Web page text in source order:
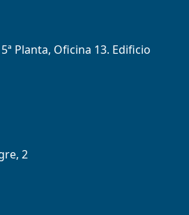
Planta, Oficina 13. Edificio
2